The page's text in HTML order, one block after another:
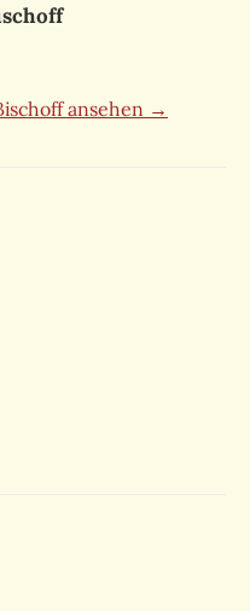
ansehen →